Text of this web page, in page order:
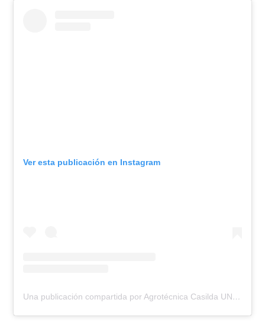
Ver esta publicación en Instagram
Una publicación compartida por Agrotécnica Casilda UNR (@escuela.agrotecnica.casilda)